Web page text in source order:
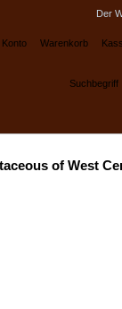
Konto Warenkorb
Der
of West